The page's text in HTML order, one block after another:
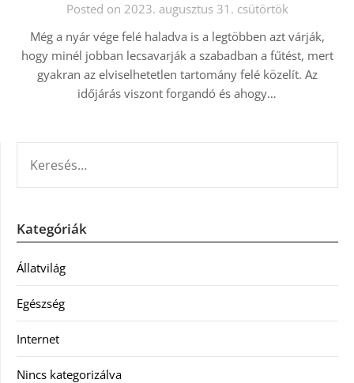
Posted on 2023. augusztus 31. csütörtök
Még a nyár vége felé haladva is a legtöbben azt várják,
hogy minél jobban lecsavarják a szabadban a fűtést, mert
gyakran az elviselhetetlen tartomány felé közelít. Az
időjárás viszont forgandó és ahogy…
Kategóriák
Állatvilág
Egészség
Internet
Nincs kategorizálva